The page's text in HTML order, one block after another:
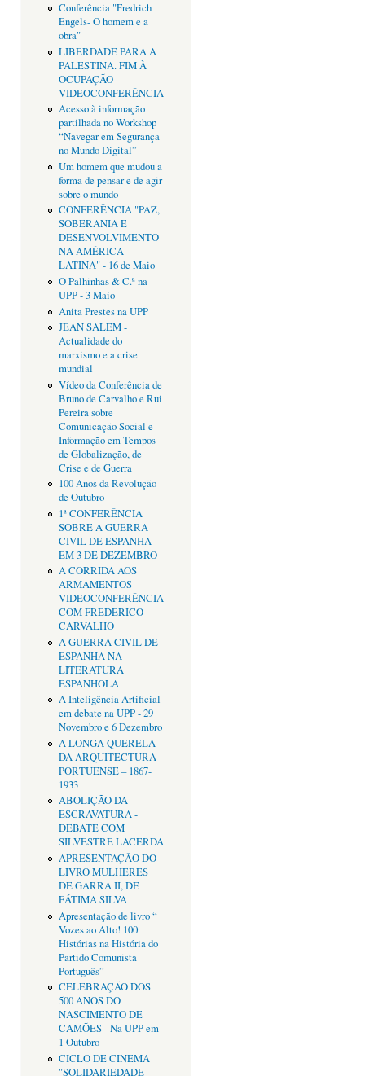
Conferência "Fredrich
Engels- O homem e a
obra"
LIBERDADE PARA A
PALESTINA. FIM À
OCUPAÇÃO -
VIDEOCONFERÊNCIA
Acesso à informação
partilhada no Workshop
“Navegar em Segurança
no Mundo Digital”
Um homem que mudou a
forma de pensar e de agir
sobre o mundo
CONFERÊNCIA "PAZ,
SOBERANIA E
DESENVOLVIMENTO
NA AMÉRICA
LATINA" - 16 de Maio
O Palhinhas & C.ª na
UPP - 3 Maio
Anita Prestes na UPP
JEAN SALEM -
Actualidade do
marxismo e a crise
mundial
Vídeo da Conferência de
Bruno de Carvalho e Rui
Pereira sobre
Comunicação Social e
Informação em Tempos
de Globalização, de
Crise e de Guerra
100 Anos da Revolução
de Outubro
1ª CONFERÊNCIA
SOBRE A GUERRA
CIVIL DE ESPANHA
EM 3 DE DEZEMBRO
A CORRIDA AOS
ARMAMENTOS -
VIDEOCONFERÊNCIA
COM FREDERICO
CARVALHO
A GUERRA CIVIL DE
ESPANHA NA
LITERATURA
ESPANHOLA
A Inteligência Artificial
em debate na UPP - 29
Novembro e 6 Dezembro
A LONGA QUERELA
DA ARQUITECTURA
PORTUENSE – 1867-
1933
ABOLIÇÃO DA
ESCRAVATURA -
DEBATE COM
SILVESTRE LACERDA
APRESENTAÇÂO DO
LIVRO MULHERES
DE GARRA II, DE
FÁTIMA SILVA
Apresentação de livro “
Vozes ao Alto! 100
Histórias na História do
Partido Comunista
Português”
CELEBRAÇÃO DOS
500 ANOS DO
NASCIMENTO DE
CAMÕES - Na UPP em
1 Outubro
CICLO DE CINEMA
"SOLIDARIEDADE